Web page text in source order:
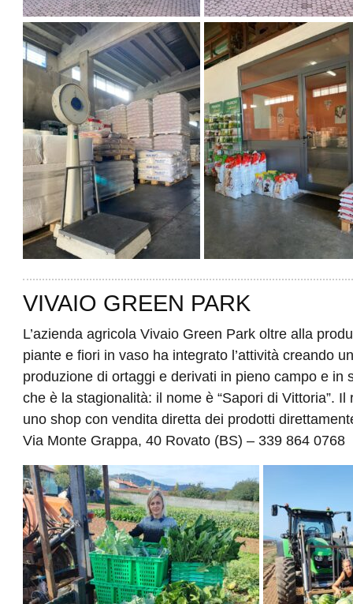
VIVAIO GREEN PARK
L’azienda agricola Vivaio Green Park oltre alla
piante e fiori in vaso ha integrato l’attività creando
produzione di ortaggi e derivati in pieno campo e in
che è la stagionalità: il nome è “Sapori di Vittoria”.
uno shop con vendita diretta dei prodotti
Via Monte Grappa, 40 Rovato (BS) – 339 864 0768